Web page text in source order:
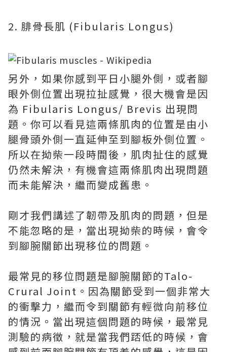
2. 腓骨長肌 (Fibularis Longus)
另外，如果你感到平日小腿外側，或者腳
眼外側位置出現拉扯感覺，很大機會是因
為 Fibularis Longus/ Brevis 出現問
題。你可以看見這兩條肌肉的位置是由小
腿骨頭外側一直延伸至到腳板外側位置。
所以在拗柴一段時間後，肌肉扯住的感覺
仍然未解決，有機會這兩條肌肉出現問題
而未能解決，繼而變成舊患。
剛才我們講述了韌帶及肌肉的問題，但是
不能忽略的是，當出現拗柴的時候，會令
到腳腕關節出現移位的問題。
最常見的移位問題是腳腕關節的Talo-
Crural Joint。因為關節受到一個非常大
的衝擊力，繼而令到關節有輕微向前移位
的情況。當出現這個問題的時候，最常見
測驗的病徵，就是當我們踎低的時候，會